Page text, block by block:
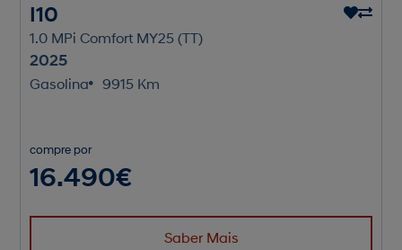
I10
1.0 MPi Comfort MY25 (TT)
2025
Gasolina 9915 Km
compre por
16.490€
Saber Mais